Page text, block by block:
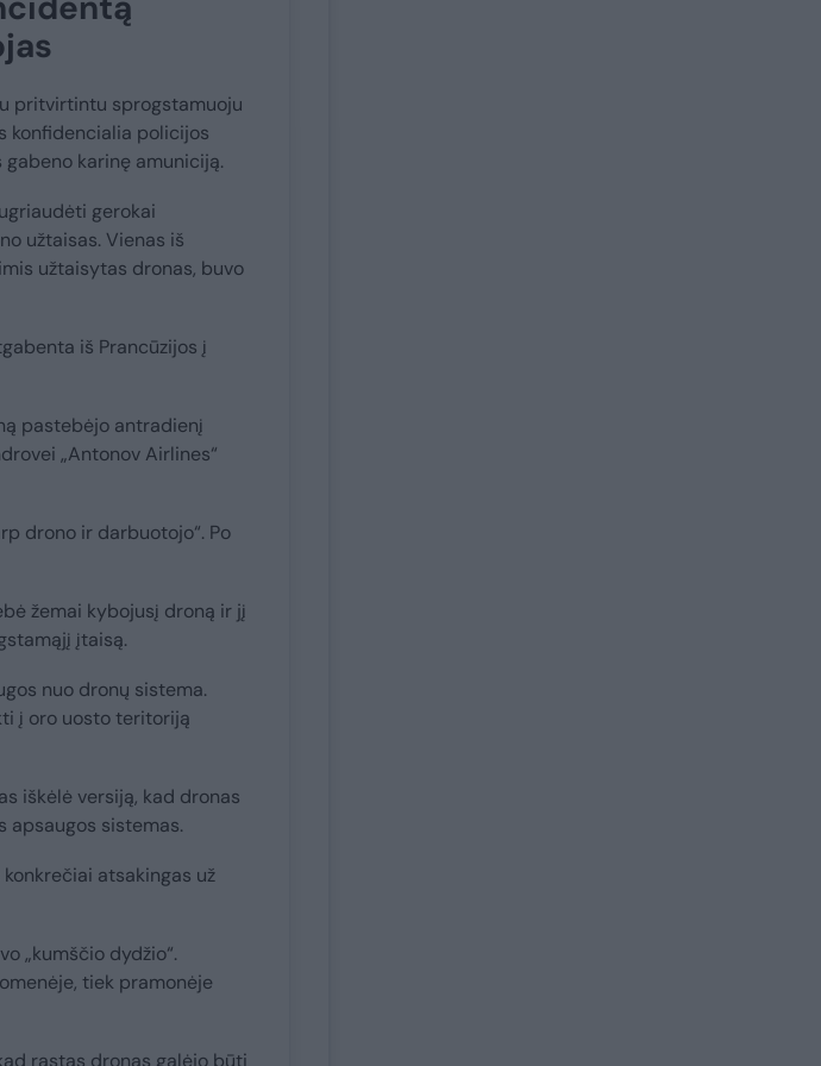
pritvirtintu sprogstamuoju
konfidencialia policijos
karinę amuniciją.
gerokai
užtaisas. Vienas iš
užtaisytas dronas, buvo
iš Prancūzijos į
pastebėjo antradienį
„Antonov Airlines“
drono ir darbuotojo“. Po
žemai kybojusį droną ir jį
įtaisą.
nuo dronų sistema.
į oro uosto teritoriją
iškėlė versiją, kad dronas
sistemas.
atsakingas už
„kumščio dydžio“.
tiek pramonėje
rastas dronas galėjo būti